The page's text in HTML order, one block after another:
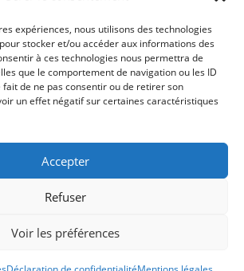
expériences, nous utilisons des technologies
stocker et/ou accéder aux informations des
à ces technologies nous permettra de
que le comportement de navigation ou les ID
fait de ne pas consentir ou de retirer son
un effet négatif sur certaines caractéristiques
Accepter
Refuser
Voir les préférences